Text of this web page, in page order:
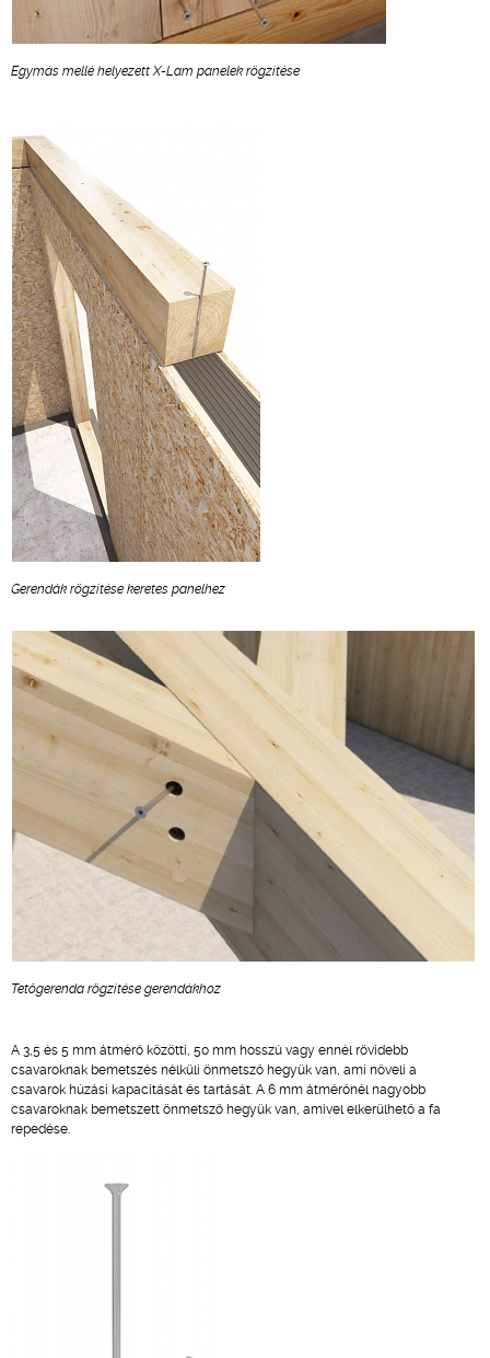
Egymás mellé helyezett X-Lam panelek rögzítése
Gerendák rögzítése keretes panelhez
Tetőgerenda rögzítése gerendákhoz
A 3,5 és 5 mm átmérő közötti, 50 mm hosszú vagy ennél rövidebb
csavaroknak bemetszés nélküli önmetsző hegyük van, ami növeli a
csavarok húzási kapacitását és tartását. A 6 mm átmérőnél nagyobb
csavaroknak bemetszett önmetsző hegyük van, amivel elkerülhető a fa
repedése.